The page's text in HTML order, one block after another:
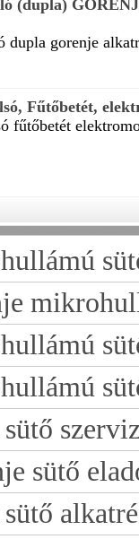
(dupla)
dupla gorenje
Fűtőbetét,
fűtőbetét
sütő